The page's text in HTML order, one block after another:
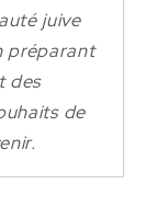
juive
préparant
des
de